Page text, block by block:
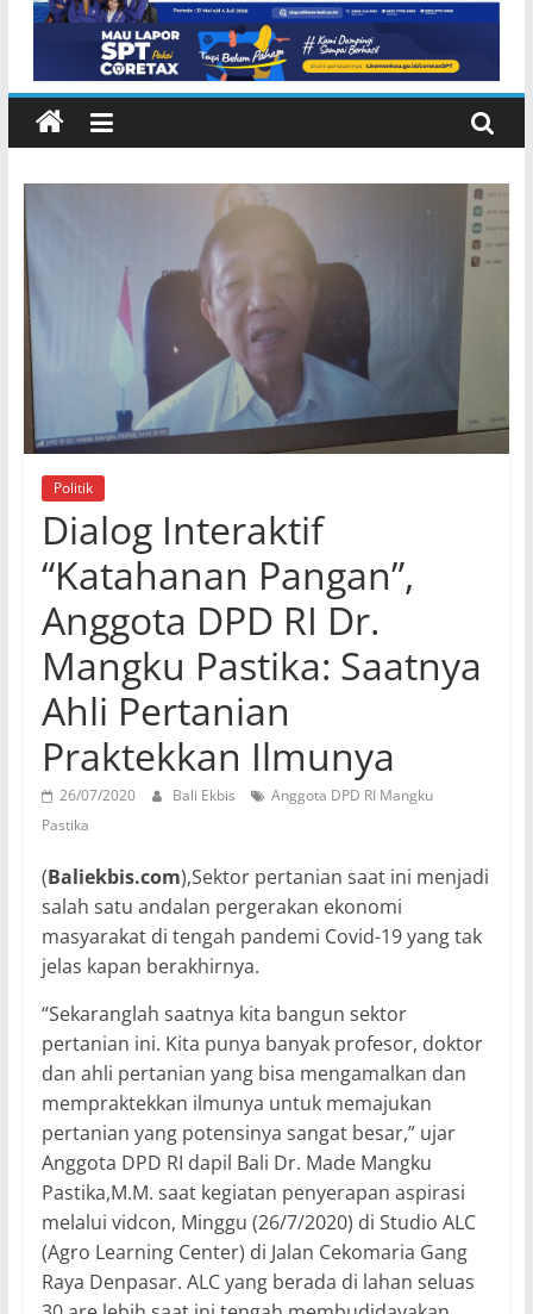
NTB di Pelabuhan Padangbai
Karangasem
Politik
Dialog Interaktif
“Katahanan Pangan”,
Anggota DPD RI Dr.
Mangku Pastika: Saatnya
Ahli Pertanian
Praktekkan Ilmunya
26/07/2020 Bali Ekbis
Anggota DPD RI Mangku
Pastika
(Baliekbis.com),Sektor pertanian saat ini menjadi
salah satu andalan pergerakan ekonomi
masyarakat di tengah pandemi Covid-19 yang tak
jelas kapan berakhirnya.
“Sekaranglah saatnya kita bangun sektor
pertanian ini. Kita punya banyak profesor, doktor
dan ahli pertanian yang bisa mengamalkan dan
mempraktekkan ilmunya untuk memajukan
pertanian yang potensinya sangat besar,” ujar
Anggota DPD RI dapil Bali Dr. Made Mangku
Pastika,M.M. saat kegiatan penyerapan aspirasi
melalui vidcon, Minggu (26/7/2020) di Studio ALC
(Agro Learning Center) di Jalan Cekomaria Gang
Raya Denpasar. ALC yang berada di lahan seluas